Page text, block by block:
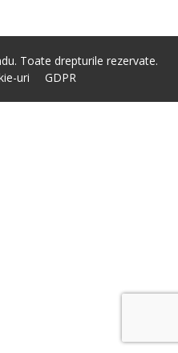
Toate drepturile rezervate.
uri
GDPR